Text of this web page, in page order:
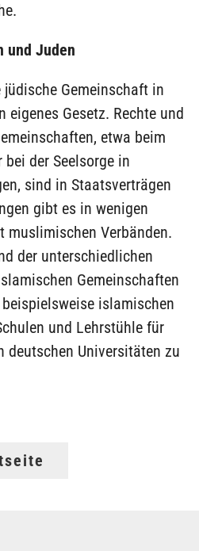
und Juden
Gemeinschaft in
eigenes Gesetz. Rechte und
etwa beim
der Seelsorge in
sind in Staatsverträgen
gibt es in wenigen
muslimischen Verbänden.
der unterschiedlichen
Gemeinschaften
islamischen
und Lehrstühle für
deutschen Universitäten zu